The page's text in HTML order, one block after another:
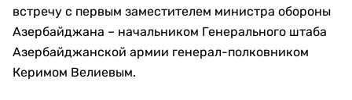
встречу с первым заместителем министра обороны
Азербайджана – начальником Генерального штаба
Азербайджанской армии генерал-полковником
Керимом Велиевым.